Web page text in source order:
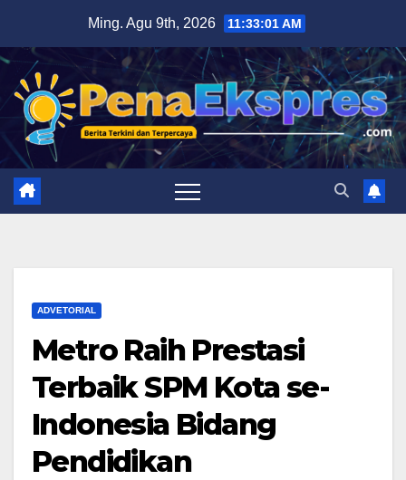
content
Ming. Agu 9th, 2026 11:33:02 AM
ADVETORIAL
Metro Raih Prestasi
Terbaik SPM Kota se-
Indonesia Bidang
Pendidikan